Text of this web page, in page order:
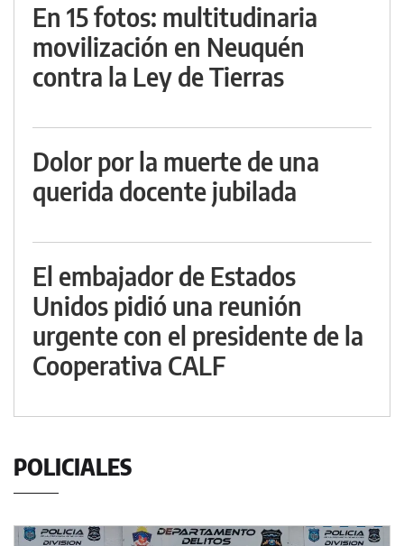
En 15 fotos: multitudinaria
movilización en Neuquén
contra la Ley de Tierras
Dolor por la muerte de una
querida docente jubilada
El embajador de Estados
Unidos pidió una reunión
urgente con el presidente de la
Cooperativa CALF
POLICIALES